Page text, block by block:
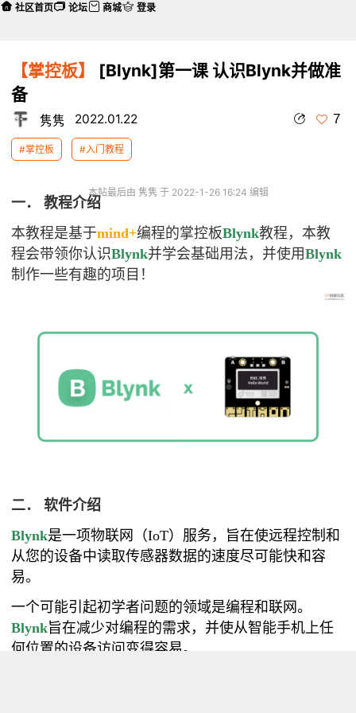
【掌控板】
[Blynk]第一课 认识Blynk并做准
备
隽隽 2022.01.22 7
#掌控板 #入门教程
本帖最后由 隽隽 于 2022-1-26 16:24 编辑
一．教程介绍
本教程是基于mind+编程的掌控板Blynk教程，本教
程会带领你认识Blynk并学会基础用法，并使用Blynk
制作一些有趣的项目！
二．软件介绍
Blynk是一项物联网 （IoT）服务，旨在使远程控制和
从您的设备中读取传感器数据的速度尽可能快和容
易。
一个可能引起初学者问题的领域是编程和联网。
Blynk旨在减少对编程的需求，并使从智能手机上任
何位置的设备访问变得容易。
社区首页 论坛 商城 登录